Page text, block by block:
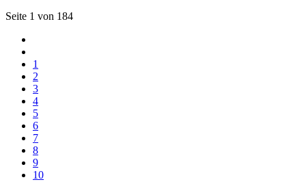
Seite 1 von 184
1
2
3
4
5
6
7
8
9
10